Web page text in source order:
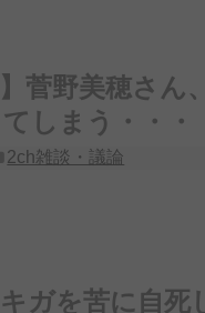
菅野美穂さん
しまう・・・
2ch雑談・議論
ガを苦に自